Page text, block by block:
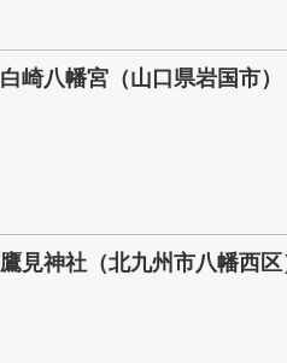
白崎八幡宮（山口県岩国市）
鷹見神社（北九州市八幡西区